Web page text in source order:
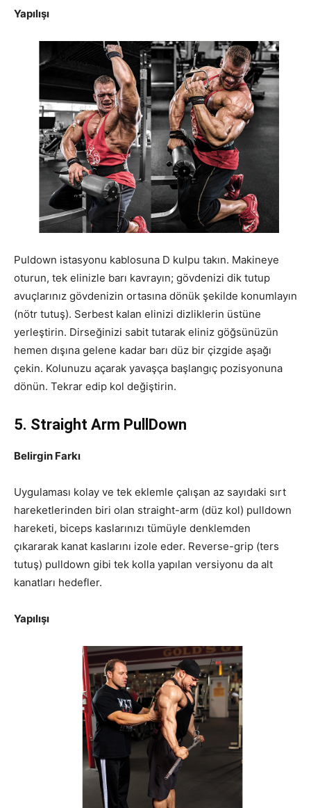
Yapılışı
Puldown istasyonu kablosuna D kulpu takın. Makineye
oturun, tek elinizle barı kavrayın; gövdenizi dik tutup
avuçlarınız gövdenizin ortasına dönük şekilde konumlayın
(nötr tutuş). Serbest kalan elinizi dizliklerin üstüne
yerleştirin. Dirseğinizi sabit tutarak eliniz göğsünüzün
hemen dışına gelene kadar barı düz bir çizgide aşağı
çekin. Kolunuzu açarak yavaşça başlangıç pozisyonuna
dönün. Tekrar edip kol değiştirin.
5. Straight Arm PullDown
Belirgin Farkı
Uygulaması kolay ve tek eklemle çalışan az sayıdaki sırt
hareketlerinden biri olan straight-arm (düz kol) pulldown
hareketi, biceps kaslarınızı tümüyle denklemden
çıkararak kanat kaslarını izole eder. Reverse-grip (ters
tutuş) pulldown gibi tek kolla yapılan versiyonu da alt
kanatları hedefler.
Yapılışı